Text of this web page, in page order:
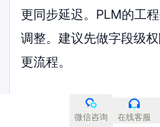
更同步延迟。PLM的工
调整。建议先做字段级
更流程。
Jira做瀑布管理并对
微信咨询 在线客服